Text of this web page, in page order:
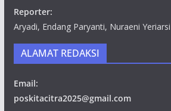
Reporter:
Aryadi, Endang Paryanti, Nuraeni Yeriarsi
ALAMAT REDAKSI
Email:
poskitacitra2025@gmail.com